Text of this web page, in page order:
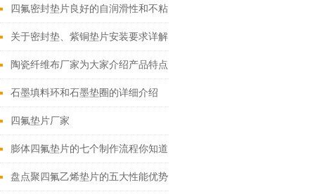
关于密封垫、紫铜垫片安装要求详解
石墨填料环和石墨垫圈的详细介绍
四氟垫片厂家
盘点聚四氟乙烯垫片的五大性能优势